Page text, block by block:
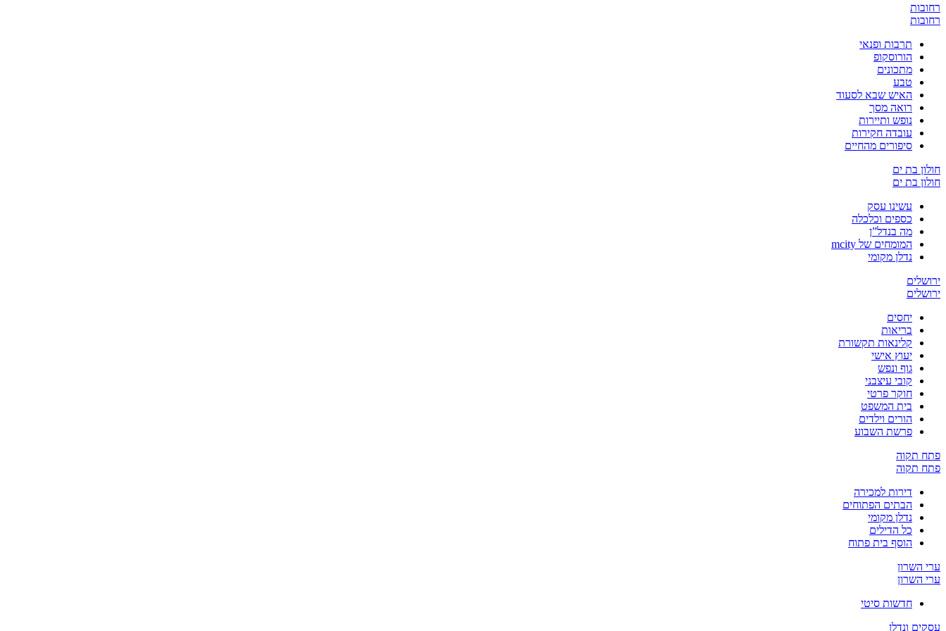
רחובות
רחובות
תרבות ופנאי
הורוסקופ
מתכונים
טבע
האיש שבא לסעוד
רואה מסך
נופש ותיירות
עובדה חקירות
סיפורים מהחיים
חולון בת ים
חולון בת ים
עשינו עסק
כספים וכלכלה
מה בנדל”ן
המומחים של mcity
נדלן מקומי
ירושלים
ירושלים
יחסים
בריאות
קלינאות תקשורת
יעוץ אישי
גוף ונפש
קובי עיצבני
חוקר פרטי
בית המשפט
הורים וילדים
פרשת השבוע
פתח תקוה
פתח תקוה
דירות למכירה
הבתים הפתוחים
נדלן מקומי
כל הדילים
הוסף בית פתוח
ערי השרון
ערי השרון
חדשות סיטי
עסקים ונדלן